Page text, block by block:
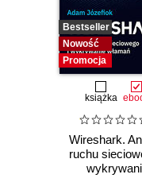
Bestseller
Nowość
Promocja
książka
Wireshark.
ruchu